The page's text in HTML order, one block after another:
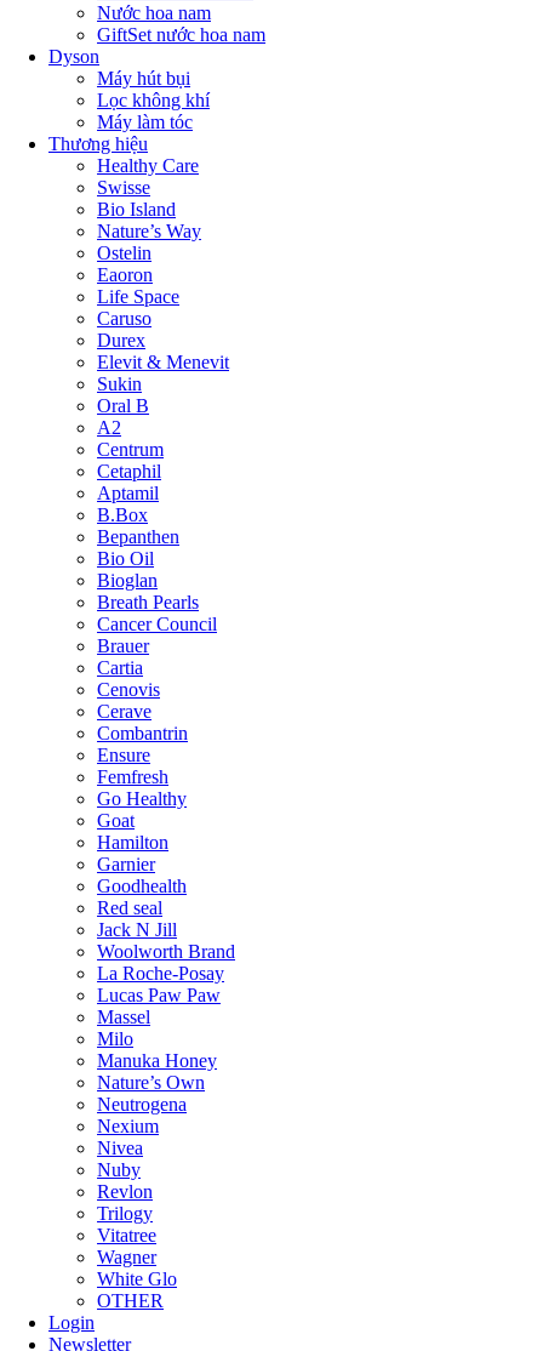
Nước hoa nam
GiftSet nước hoa nam
Dyson
Máy hút bụi
Lọc không khí
Máy làm tóc
Thương hiệu
Healthy Care
Swisse
Bio Island
Nature’s Way
Ostelin
Eaoron
Life Space
Caruso
Durex
Elevit & Menevit
Sukin
Oral B
A2
Centrum
Cetaphil
Aptamil
B.Box
Bepanthen
Bio Oil
Bioglan
Breath Pearls
Cancer Council
Brauer
Cartia
Cenovis
Cerave
Combantrin
Ensure
Femfresh
Go Healthy
Goat
Hamilton
Garnier
Goodhealth
Red seal
Jack N Jill
Woolworth Brand
La Roche-Posay
Lucas Paw Paw
Massel
Milo
Manuka Honey
Nature’s Own
Neutrogena
Nexium
Nivea
Nuby
Revlon
Trilogy
Vitatree
Wagner
White Glo
OTHER
Login
Newsletter